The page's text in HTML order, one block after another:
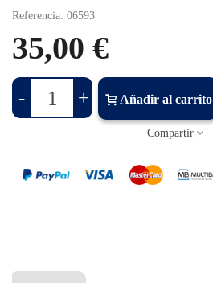
Referencia: 06593
35,00 €
- + Añadir al carrito
Compartir